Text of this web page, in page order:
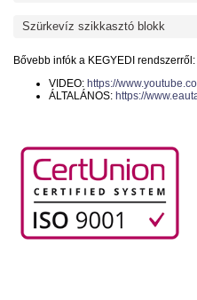
Szürkevíz szikkasztó blokk
Bővebb infók a KEGYEDI rendszerről:
VIDEO: https://
ÁLTALÁNOS: https://